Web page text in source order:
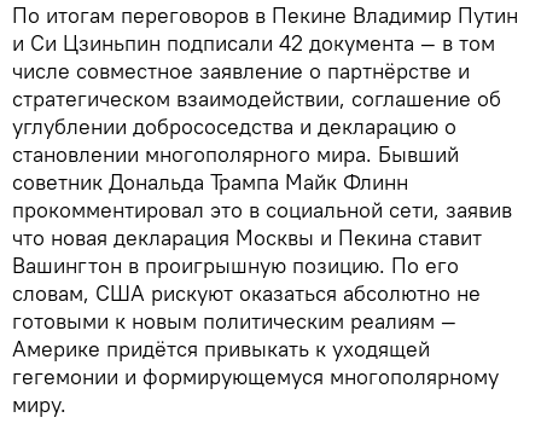
По итогам переговоров в Пекине Владимир Путин
и Си Цзиньпин подписали 42 документа — в том
числе совместное заявление о партнёрстве и
стратегическом взаимодействии, соглашение об
углублении добрососедства и декларацию о
становлении многополярного мира. Бывший
советник Дональда Трампа Майк Флинн
прокомментировал это в социальной сети, заявив
что новая декларация Москвы и Пекина ставит
Вашингтон в проигрышную позицию. По его
словам, США рискуют оказаться абсолютно не
готовыми к новым политическим реалиям —
Америке придётся привыкать к уходящей
гегемонии и формирующемуся многополярному
миру.